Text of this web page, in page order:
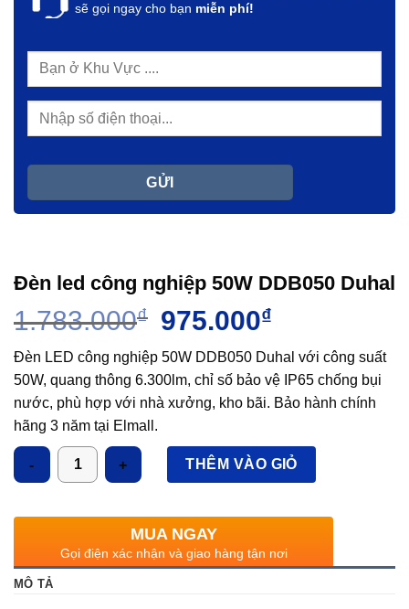
sẽ gọi ngay cho bạn miễn phí!
Đèn led công nghiệp 50W DDB050 Duhal
1.783.000₫ Giá
là:
1.783.000₫.
975.000₫
tại
là:
975.000₫.
Đèn LED công nghiệp 50W DDB050 Duhal với công suất
50W, quang thông 6.300lm, chỉ số bảo vệ IP65 chống bụi
nước, phù hợp với nhà xưởng, kho bãi. Bảo hành chính
hãng 3 năm tại Elmall.
Số lượng
THÊM VÀO GIỎ
MUA NGAY
Gọi điện xác nhận và giao hàng tận nơi
MÔ TẢ